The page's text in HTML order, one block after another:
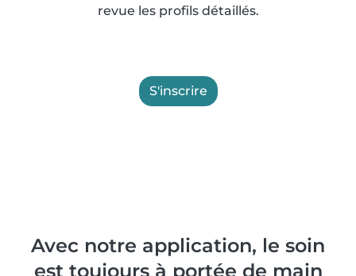
revue les profils détaillés.
S'inscrire
Avec notre application, le soin
est toujours à portée de main